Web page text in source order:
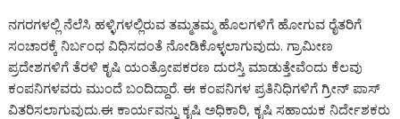
ನಗರಗಳಲ್ಲಿ‌ ನೆಲೆಸಿ ಹಳ್ಳಿಗಳಲ್ಲಿರುವ ತಮ್ಮತಮ್ಮ ಹೊಲಗಳಿಗೆ ಹೋಗುವ ರೈತರಿಗೆ
ಸಂಚಾರಕ್ಕೆ ನಿರ್ಬಂಧ ವಿಧಿಸದಂತೆ ನೋಡಿಕೊಳ್ಳಲಾಗುವುದು.‌ ಗ್ರಾಮೀಣ
ಪ್ರದೇಶಗಳಿಗೆ ತೆರಳಿ ಕೃಷಿ ಯಂತ್ರೋಪಕರಣ ದುರಸ್ತಿ ಮಾಡುತ್ತೇವೆಂದು‌ ಕೆಲವು
ಕಂಪನಿಗಳವರು ಮುಂದೆ‌ ಬಂದಿದ್ದಾರೆ. ಈ ಕಂಪನಿಗಳ ಪ್ರತಿನಿಧಿಗಳಿಗೆ ಗ್ರೀನ್ ಪಾಸ್
ವಿತರಿಸಲಾಗುವುದು.‌ಈ ಕಾರ್ಯವನ್ನು ಕೃಷಿ ಅಧಿಕಾರಿ, ಕೃಷಿ ಸಹಾಯಕ ನಿರ್ದೇಶಕರು